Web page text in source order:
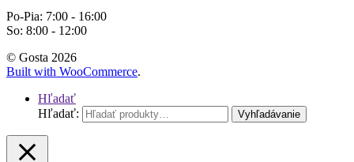
Po-Pia: 7:00 - 16:00
So: 8:00 - 12:00
© Gosta 2026
Built with WooCommerce.
Hľadať
Hľadať:
Vyhľadávanie